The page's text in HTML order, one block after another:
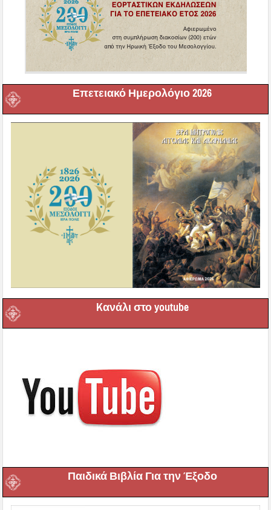
Επετειακό Ημερολόγιο 2026
Kανάλι στο youtube
Παιδικά Βιβλία Για την Έξοδο